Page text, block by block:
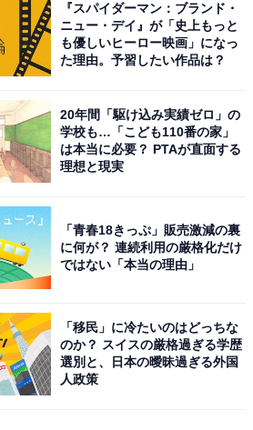
『スパイダーマン：ブランド・
ニュー・デイ』が「史上もっと
も優しいヒーロー映画」になっ
た理由。予習したい作品は？
20年間「駆け込み実績ゼロ」の
学校も…「こども110番の家」
は本当に必要？ PTAが直面する
理想と現実
「青春18きっぷ」販売激減の裏
に何が？ 連続利用の厳格化だけ
ではない「本当の理由」
「移民」に冷たいのはどっちな
のか？ スイスの厳格過ぎる学歴
選別と、日本の曖昧過ぎる外国
人政策